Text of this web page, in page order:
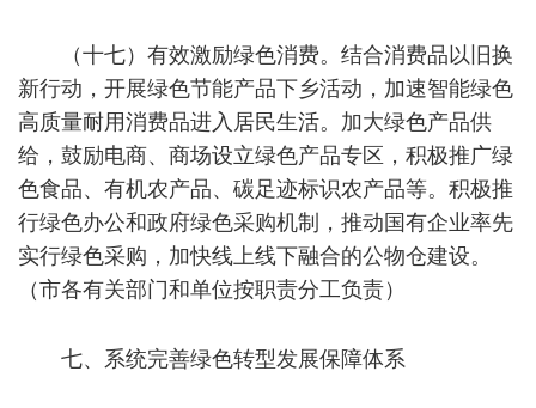
（十七）有效激励绿色消费。结合消费品以旧换
新行动，开展绿色节能产品下乡活动，加速智能绿色
高质量耐用消费品进入居民生活。加大绿色产品供
给，鼓励电商、商场设立绿色产品专区，积极推广绿
色食品、有机农产品、碳足迹标识农产品等。积极推
行绿色办公和政府绿色采购机制，推动国有企业率先
实行绿色采购，加快线上线下融合的公物仓建设。
（市各有关部门和单位按职责分工负责）
七、系统完善绿色转型发展保障体系